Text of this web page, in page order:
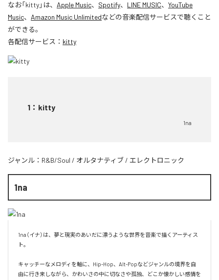
なお「kitty」は、 Apple Music、 Spotify、 LINE MUSIC、 YouTube
Music、 Amazon Music Unlimitedなどの音楽配信サービスで聴くこと
ができる。
各配信サービス： kitty
1 ： kitty
1na
ジャンル： R&B/Soul / オルタナティブ / エレクトロニック
1na
1na（イナ）は、夢と現実のあいだに漂うような世界を音楽で描くアーティス
ト。
キャッチーなメロディを軸に、Hip-Hop、Alt-Popなどジャンルの境界を自
由に行き来しながら、かわいさの中に切なさや孤独、どこか懐かしい感情を